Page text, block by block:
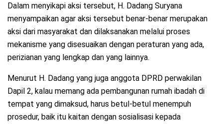
Dalam menyikapi aksi tersebut, H. Dadang Suryana
menyampaikan agar aksi tersebut benar-benar merupakan
aksi dari masyarakat dan dilaksanakan melalui proses
mekanisme yang disesuaikan dengan peraturan yang ada,
perizianan yang lengkap dan yang lainnya.
Menurut H. Dadang yang juga anggota DPRD perwakilan
Dapil 2, kalau memang ada pembangunan rumah ibadah di
tempat yang dimaksud, harus betul-betul menempuh
prosedur, baik itu kaitan dengan sosialisasi kepada